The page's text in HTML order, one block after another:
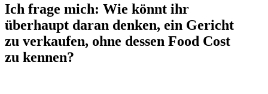
Ich frage mich: Wie könnt ihr
überhaupt daran denken, ein Gericht
zu verkaufen, ohne dessen Food Cost
zu kennen?